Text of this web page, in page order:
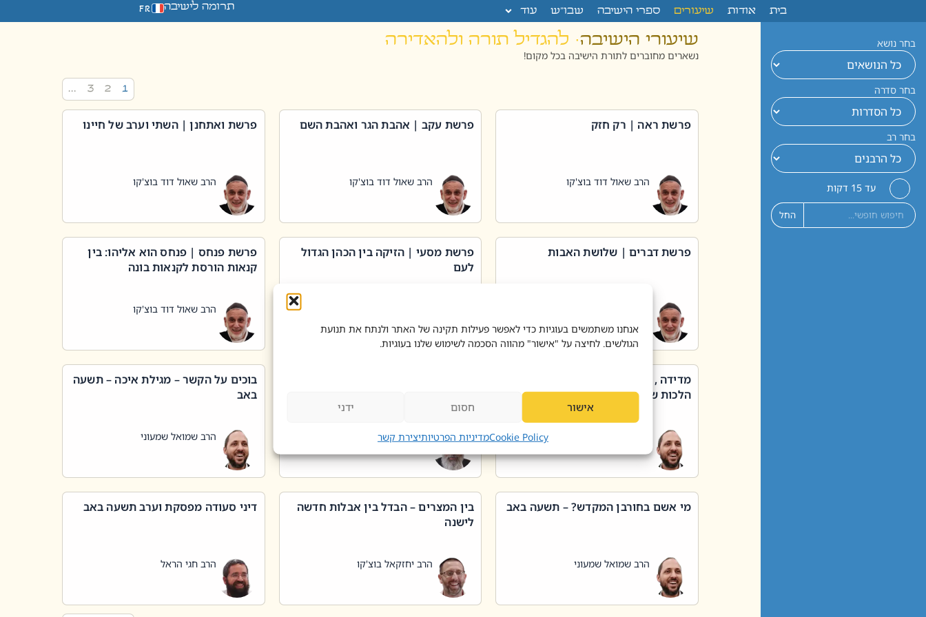
אנחנו משתמשים בעוגיות כדי לאפשר פעילות תקינה של האתר ולנתח את תנועת
הגולשים. לחיצה על "אישור" מהווה הסכמה לשימוש שלנו בעוגיות.
אישור חסום ידני
Cookie Policyמדיניות הפרטיותיצירת קשר
בית אודות שיעורים ספרי הישיבה שבו”ש עוד תרומה לישיבה FR
בחר נושא
בחר סדרה
בחר רב
עד 15 דקות
החל
שיעורי הישיבה· להגדיל תורה ולהאדירה
נשארים מחוברים לתורת הישיבה בכל מקום!
1
2
3
…
פרשת ראה | רק חזק
הרב שאול דוד בוצ'קו
פרשת עקב | אהבת הגר ואהבת השם
הרב שאול דוד בוצ'קו
פרשת ואתחנן | השתי וערב של חיינו
הרב שאול דוד בוצ'קו
פרשת דברים | שלושת האבות
פרשת מסעי | הזיקה בין הכהן הגדול
לעם
פרשת פנחס | פנחס הוא אליהו: בין
קנאות הורסת לקנאות בונה
הרב שאול דוד בוצ'קו
מדידה , קניה , שטיפת כלים בשבת –
הלכות שבת – סימן שכג
הרב יאיר בידני
בוכים על הקשר – מגילת איכה – תשעה
באב
הרב שמואל שמעוני
מי אשם בחורבן המקדש? – תשעה באב
הרב שמואל שמעוני
בין המצרים – הבדל בין אבלות חדשה
לישנה
הרב יחזקאל בוצ'קו
דיני סעודה מפסקת וערב תשעה באב
הרב חגי הראל